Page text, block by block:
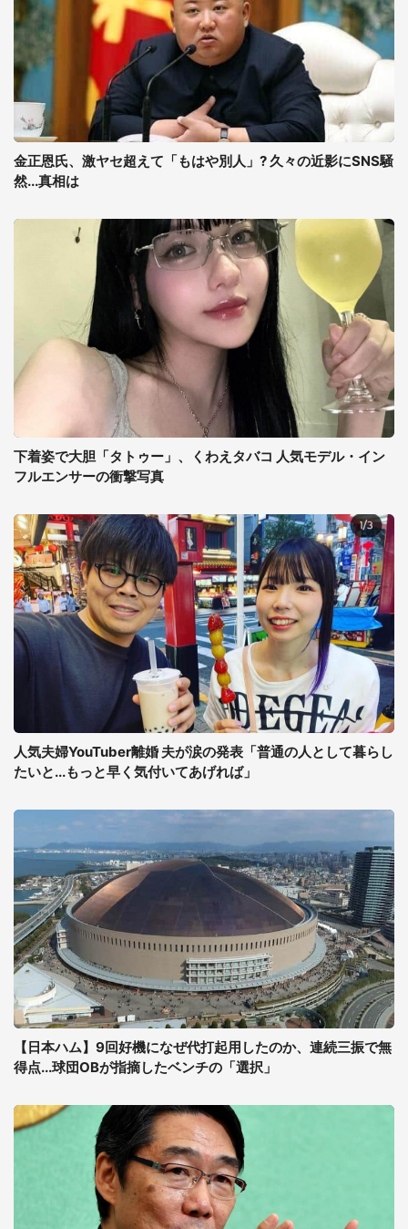
金正恩氏、激ヤセ超えて「もはや別人」? 久々の近影にSNS騒
然...真相は
下着姿で大胆「タトゥー」、くわえタバコ 人気モデル・イン
フルエンサーの衝撃写真
人気夫婦YouTuber離婚 夫が涙の発表「普通の人として暮らし
たいと...もっと早く気付いてあげれば」
【日本ハム】9回好機になぜ代打起用したのか、連続三振で無
得点...球団OBが指摘したベンチの「選択」